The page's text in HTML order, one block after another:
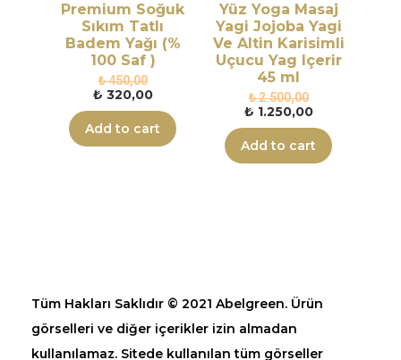
Premium Soğuk
Sıkım Tatlı
Badem Yağı (%
100 Saf )
₺450,00
₺ 320,00
Add to cart
Yüz Yoga Masaj
Yagi Jojoba Yagi
Ve Altin Karisimli
Uçucu Yag Içerir
45 ml
₺2.500,00
₺ 1.250,00
Add to cart
Tüm Hakları Saklıdır © 2021 Abelgreen. Ürün
görselleri ve diğer içerikler izin almadan
kullanılamaz. Sitede kullanılan tüm görseller